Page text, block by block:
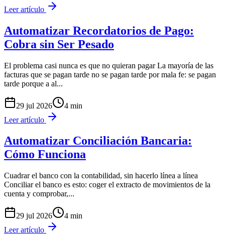
Leer artículo
Automatizar Recordatorios de Pago:
Cobra sin Ser Pesado
El problema casi nunca es que no quieran pagar La mayoría de las
facturas que se pagan tarde no se pagan tarde por mala fe: se pagan
tarde porque a al...
29 jul 2026 4 min
Leer artículo
Automatizar Conciliación Bancaria:
Cómo Funciona
Cuadrar el banco con la contabilidad, sin hacerlo línea a línea
Conciliar el banco es esto: coger el extracto de movimientos de la
cuenta y comprobar,...
29 jul 2026 4 min
Leer artículo